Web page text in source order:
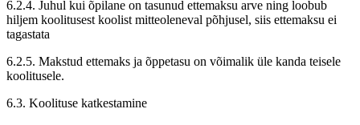
6.2.4. Juhul kui õpilane on tasunud ettemaksu arve ning loobub
hiljem koolitusest koolist mitteoleneval põhjusel, siis ettemaksu ei
tagastata
6.2.5. Makstud ettemaks ja õppetasu on võimalik üle kanda teisele
koolitusele.
6.3. Koolituse katkestamine